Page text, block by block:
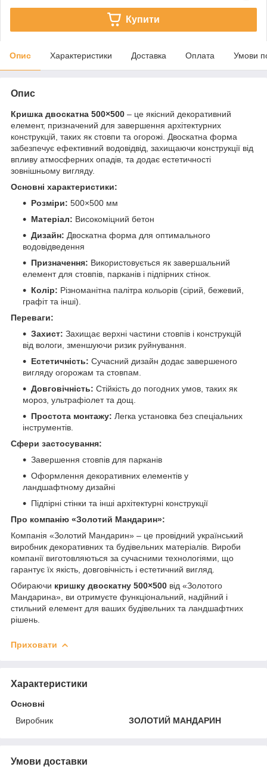
Купити
Опис Характеристики Доставка Оплата Умови
Опис
Кришка двоскатна 500×500 – це якісний декоративний
елемент, призначений для завершення архітектурних
конструкцій, таких як стовпи та огорожі. Двоскатна форма
забезпечує ефективний водовідвід, захищаючи конструкції від
впливу атмосферних опадів, та додає естетичності
зовнішньому вигляду.
Основні характеристики:
Розміри: 500×500 мм
Матеріал: Високоміцний бетон
Дизайн: Двоскатна форма для оптимального
водовідведення
Призначення: Використовується як завершальний
елемент для стовпів, парканів і підпірних стінок.
Колір: Різноманітна палітра кольорів (сірий, бежевий,
графіт та інші).
Переваги:
Захист: Захищає верхні частини стовпів і конструкцій
від вологи, зменшуючи ризик руйнування.
Естетичність: Сучасний дизайн додає завершеного
вигляду огорожам та стовпам.
Довговічність: Стійкість до погодних умов, таких як
мороз, ультрафіолет та дощ.
Простота монтажу: Легка установка без спеціальних
інструментів.
Сфери застосування:
Завершення стовпів для парканів
Оформлення декоративних елементів у
ландшафтному дизайні
Підпірні стінки та інші архітектурні конструкції
Про компанію «Золотий Мандарин»:
Компанія «Золотий Мандарин» – це провідний український
виробник декоративних та будівельних матеріалів. Вироби
компанії виготовляються за сучасними технологіями, що
гарантує їх якість, довговічність і естетичний вигляд.
Обираючи кришку двоскатну 500×500 від «Золотого
Мандарина», ви отримуєте функціональний, надійний і
стильний елемент для ваших будівельних та ландшафтних
рішень.
Приховати
Характеристики
Основні
Виробник
ЗОЛОТИЙ МАНДАРИН
Умови доставки